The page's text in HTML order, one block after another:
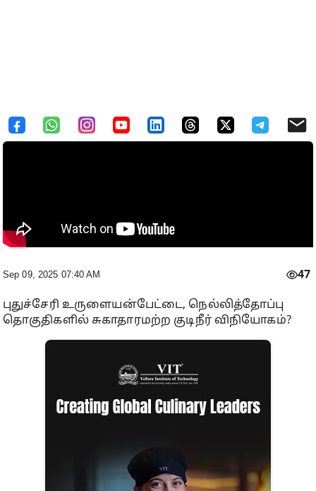
Sep 09, 2025 07:40 AM 47
புதுச்சேரி உருளையன்பேட்டை, நெல்லித்தோப்பு
தொகுதிகளில் சுகாதாரமற்ற குடிநீர் விநியோகம்?